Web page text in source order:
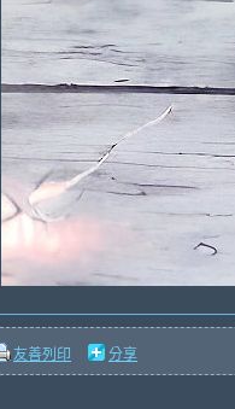
友善列印 分享